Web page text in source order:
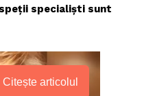
specialiști sunt
Citește articolul